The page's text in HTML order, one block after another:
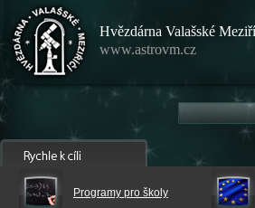
Hvězdárna Valašské
www.astrovm.cz
Programy pro školy